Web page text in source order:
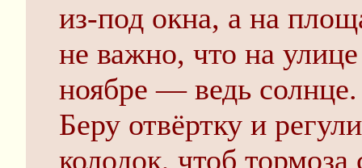
из-под окна, а на
не важно, что на
ноябре — ведь солнце.
Беру отвёртку и
колодок, чтоб